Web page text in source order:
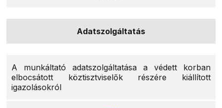
Adatszolgáltatás
A munkáltató adatszolgáltatása a védett korban
elbocsátott köztisztviselők részére kiállított
igazolásokról